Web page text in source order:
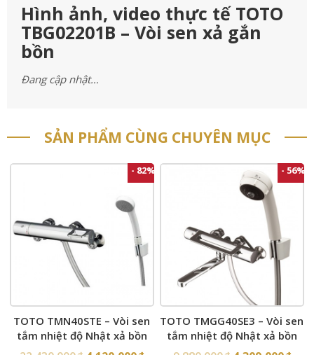
Hình ảnh, video thực tế TOTO
TBG02201B – Vòi sen xả gắn
bồn
Đang cập nhật…
SẢN PHẨM CÙNG CHUYÊN MỤC
- 82%
TOTO TMN40STE – Vòi sen
tắm nhiệt độ Nhật xả bồn
- 56%
TOTO TMGG40SE3 – Vòi sen
tắm nhiệt độ Nhật xả bồn